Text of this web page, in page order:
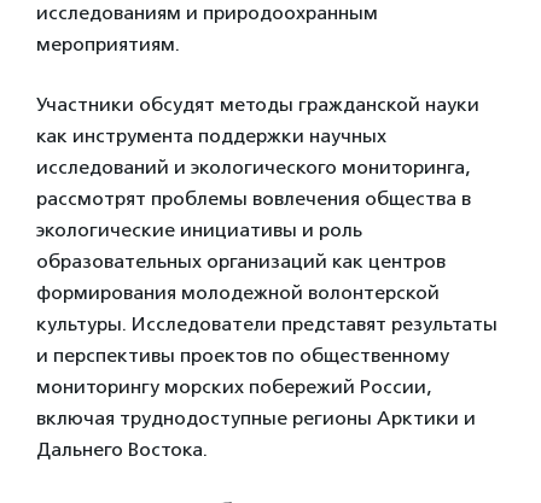
исследованиям и природоохранным
мероприятиям.
Участники обсудят методы гражданской науки
как инструмента поддержки научных
исследований и экологического мониторинга,
рассмотрят проблемы вовлечения общества в
экологические инициативы и роль
образовательных организаций как центров
формирования молодежной волонтерской
культуры. Исследователи представят результаты
и перспективы проектов по общественному
мониторингу морских побережий России,
включая труднодоступные регионы Арктики и
Дальнего Востока.